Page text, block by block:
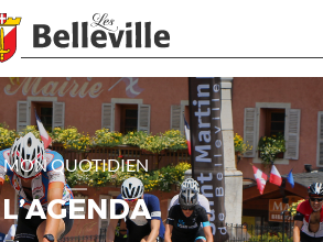
MON QUOTIDIEN
L’AGENDA